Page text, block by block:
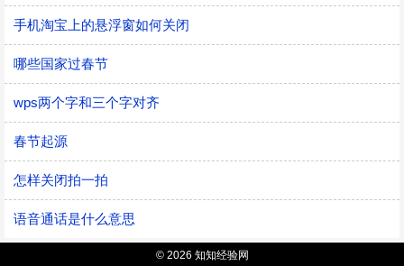
手机淘宝上的悬浮窗如何关闭
哪些国家过春节
wps两个字和三个字对齐
春节起源
怎样关闭拍一拍
语音通话是什么意思
© 2026 知知经验网